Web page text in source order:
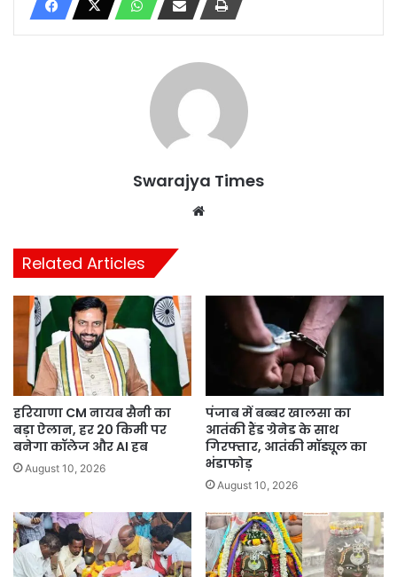
Swarajya Times
Related Articles
हरियाणा CM नायब सैनी का
बड़ा ऐलान, हर 20 किमी पर
बनेगा कॉलेज और AI हब
August 10, 2026
पंजाब में बब्बर खालसा का
आतंकी हैंड ग्रेनेड के साथ
गिरफ्तार, आतंकी मॉड्यूल का
भंडाफोड़
August 10, 2026